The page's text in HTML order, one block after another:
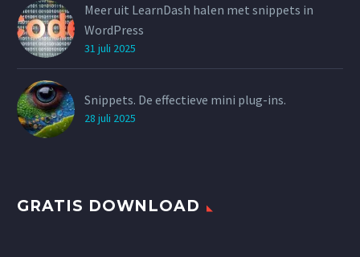
Meer uit LearnDash halen met snippets in
WordPress
31 juli 2025
Snippets. De effectieve mini plug-ins.
28 juli 2025
GRATIS DOWNLOAD